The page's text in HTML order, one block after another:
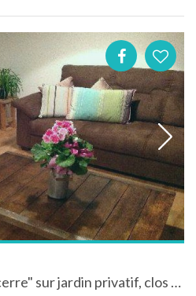
Gites "Douillets de Sancerre" sur jardin privatif, clos et gazonné